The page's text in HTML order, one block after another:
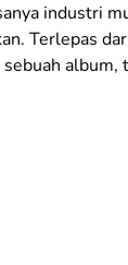
industri
Terlepas